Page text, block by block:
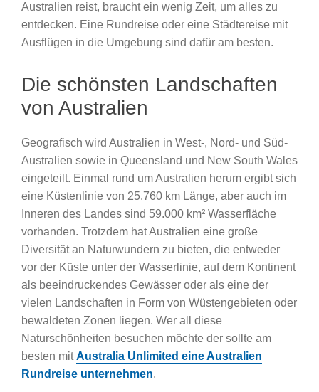
Australien reist, braucht ein wenig Zeit, um alles zu
entdecken. Eine Rundreise oder eine Städtereise mit
Ausflügen in die Umgebung sind dafür am besten.
Die schönsten Landschaften
von Australien
Geografisch wird Australien in West-, Nord- und Süd-
Australien sowie in Queensland und New South Wales
eingeteilt. Einmal rund um Australien herum ergibt sich
eine Küstenlinie von 25.760 km Länge, aber auch im
Inneren des Landes sind 59.000 km² Wasserfläche
vorhanden. Trotzdem hat Australien eine große
Diversität an Naturwundern zu bieten, die entweder
vor der Küste unter der Wasserlinie, auf dem Kontinent
als beeindruckendes Gewässer oder als eine der
vielen Landschaften in Form von Wüstengebieten oder
bewaldeten Zonen liegen. Wer all diese
Naturschönheiten besuchen möchte der sollte am
besten mitAustralia Unlimited eine Australien
Rundreise unternehmen.